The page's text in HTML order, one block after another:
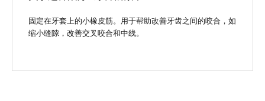
固定在牙套上的小橡皮筋。用于帮助改善牙齿之间的咬合，如
缩小缝隙，改善交叉咬合和中线。